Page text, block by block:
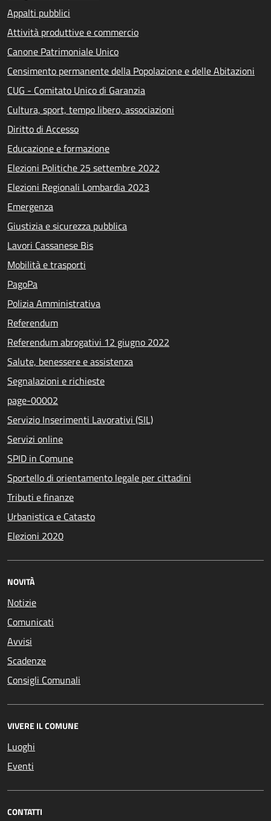
Appalti pubblici
Attività produttive e commercio
Canone Patrimoniale Unico
Censimento permanente della Popolazione e delle Abitazioni
CUG - Comitato Unico di Garanzia
Cultura, sport, tempo libero, associazioni
Diritto di Accesso
Educazione e formazione
Elezioni Politiche 25 settembre 2022
Elezioni Regionali Lombardia 2023
Emergenza
Giustizia e sicurezza pubblica
Lavori Cassanese Bis
Mobilità e trasporti
PagoPa
Polizia Amministrativa
Referendum
Referendum abrogativi 12 giugno 2022
Salute, benessere e assistenza
Segnalazioni e richieste
page-00002
Servizio Inserimenti Lavorativi (SIL)
Servizi online
SPID in Comune
Sportello di orientamento legale per cittadini
Tributi e finanze
Urbanistica e Catasto
Elezioni 2020
NOVITÀ
Notizie
Comunicati
Avvisi
Scadenze
Consigli Comunali
VIVERE IL COMUNE
Luoghi
Eventi
CONTATTI